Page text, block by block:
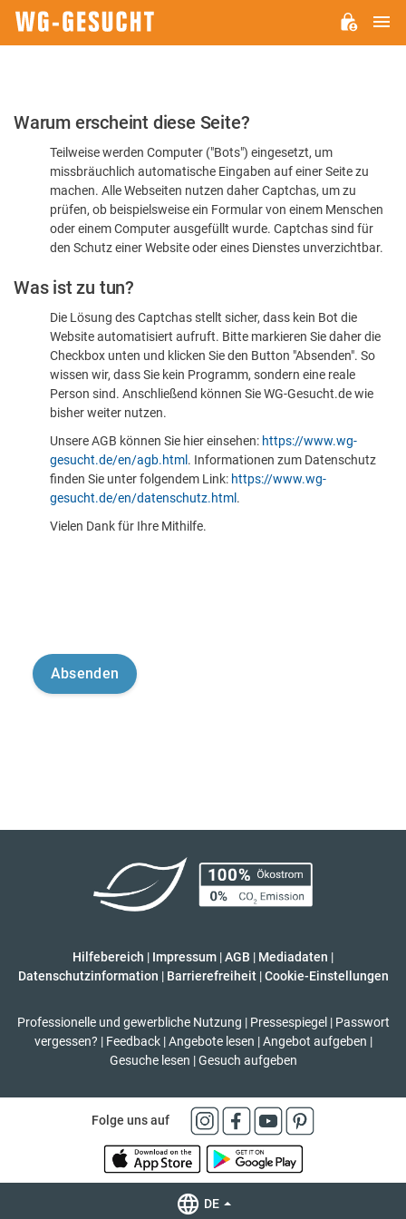
Bitte
dass
sind
Warum erscheint diese Seite?
Teilweise werden Computer ("Bots") eingesetzt, um
missbräuchlich automatische Eingaben auf einer Seite zu
machen. Alle Webseiten nutzen daher Captchas, um zu
prüfen, ob beispielsweise ein Formular von einem Menschen
oder einem Computer ausgefüllt wurde. Captchas sind für
den Schutz einer Website oder eines Dienstes unverzichtbar.
Was ist zu tun?
Die Lösung des Captchas stellt sicher, dass kein Bot die
Website automatisiert aufruft. Bitte markieren Sie daher die
Checkbox unten und klicken Sie den Button "Absenden". So
wissen wir, dass Sie kein Programm, sondern eine reale
Person sind. Anschließend können Sie WG-Gesucht.de wie
bisher weiter nutzen.
Unsere AGB können Sie hier einsehen: https://www.wg-
gesucht.de/en/agb.html . Informationen zum Datenschutz
finden Sie unter folgendem Link: https://www.wg-
gesucht.de/en/datenschutz.html .
Vielen Dank für Ihre Mithilfe.
Hilfebereich | Impressum |AGB | Mediadaten |
Datenschutzinformation | Barrierefreiheit | Cookie-Einstellungen
Professionelle und gewerbliche Nutzung | Pressespiegel | Passwort
vergessen? | Feedback | Angebote lesen | Angebot aufgeben |
Gesuche lesen | Gesuch aufgeben
Folge uns auf
DE